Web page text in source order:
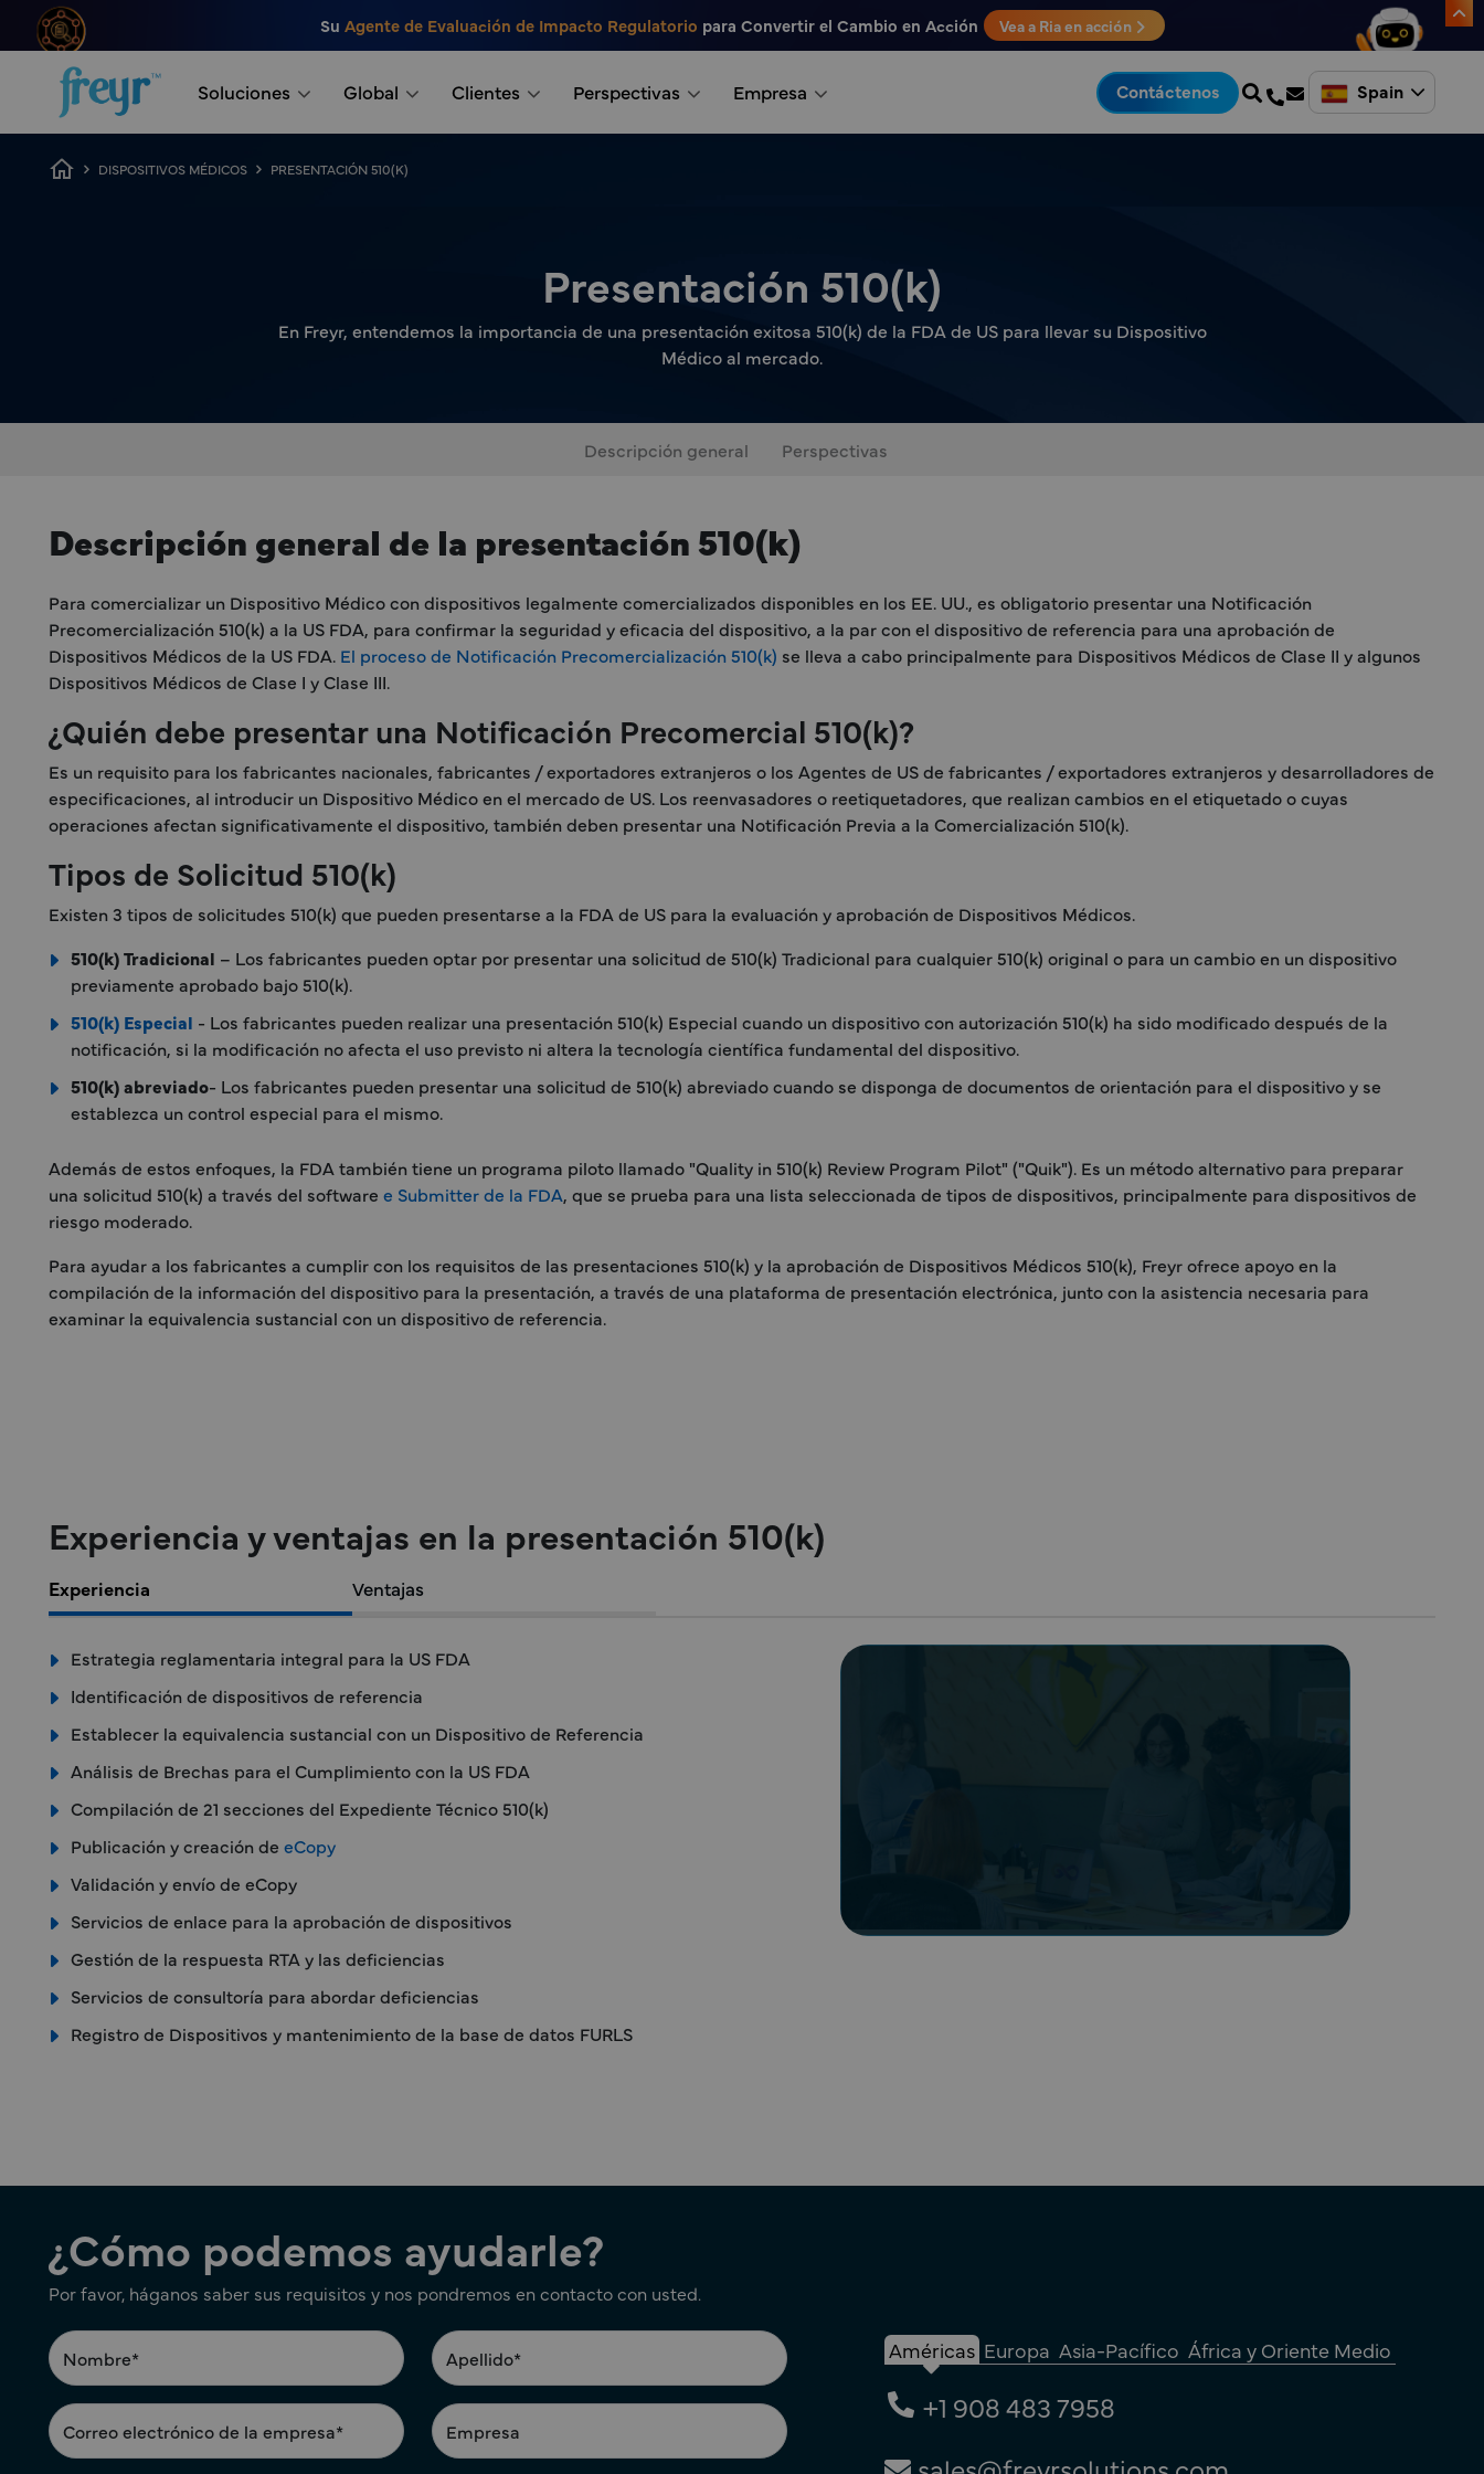
Saltar al contenido principal
Su Agente de Evaluación de Impacto Regulatorio para Convertir el Cambio en Acción Vea a Ria en acción
Soluciones Global Clientes Perspectivas Empresa Contáctenos Spain
Ruta de navegación
DISPOSITIVOS MÉDICOS PRESENTACIÓN 510(K)
Presentación 510(k)
En Freyr, entendemos la importancia de una presentación exitosa 510(k) de la FDA de US para llevar su Dispositivo
Médico al mercado.
Descripción general Perspectivas
Descripción general de la presentación 510(k)
Para comercializar un Dispositivo Médico con dispositivos legalmente comercializados disponibles en los EE. UU., es obligatorio presentar una Notificación
Precomercialización 510(k) a la US FDA, para confirmar la seguridad y eficacia del dispositivo, a la par con el dispositivo de referencia para una aprobación de
Dispositivos Médicos de la US FDA. El proceso de Notificación Precomercialización 510(k) se lleva a cabo principalmente para Dispositivos Médicos de Clase II y algunos
Dispositivos Médicos de Clase I y Clase III.
¿Quién debe presentar una Notificación Precomercial 510(k)?
Es un requisito para los fabricantes nacionales, fabricantes / exportadores extranjeros o los Agentes de US de fabricantes / exportadores extranjeros y desarrolladores de
especificaciones, al introducir un Dispositivo Médico en el mercado de US. Los reenvasadores o reetiquetadores, que realizan cambios en el etiquetado o cuyas
operaciones afectan significativamente el dispositivo, también deben presentar una Notificación Previa a la Comercialización 510(k).
Tipos de Solicitud 510(k)
Existen 3 tipos de solicitudes 510(k) que pueden presentarse a la FDA de US para la evaluación y aprobación de Dispositivos Médicos.
510(k) Tradicional – Los fabricantes pueden optar por presentar una solicitud de 510(k) Tradicional para cualquier 510(k) original o para un cambio en un dispositivo
previamente aprobado bajo 510(k).
510(k) Especial - Los fabricantes pueden realizar una presentación 510(k) Especial cuando un dispositivo con autorización 510(k) ha sido modificado después de la
notificación, si la modificación no afecta el uso previsto ni altera la tecnología científica fundamental del dispositivo.
510(k) abreviado- Los fabricantes pueden presentar una solicitud de 510(k) abreviado cuando se disponga de documentos de orientación para el dispositivo y se
establezca un control especial para el mismo.
Además de estos enfoques, la FDA también tiene un programa piloto llamado "Quality in 510(k) Review Program Pilot" ("Quik"). Es un método alternativo para preparar
una solicitud 510(k) a través del software e Submitter de la FDA, que se prueba para una lista seleccionada de tipos de dispositivos, principalmente para dispositivos de
riesgo moderado.
Para ayudar a los fabricantes a cumplir con los requisitos de las presentaciones 510(k) y la aprobación de Dispositivos Médicos 510(k), Freyr ofrece apoyo en la
compilación de la información del dispositivo para la presentación, a través de una plataforma de presentación electrónica, junto con la asistencia necesaria para
examinar la equivalencia sustancial con un dispositivo de referencia.
Experiencia y ventajas en la presentación 510(k)
Experiencia Ventajas
Estrategia reglamentaria integral para la US FDA
Identificación de dispositivos de referencia
Establecer la equivalencia sustancial con un Dispositivo de Referencia
Análisis de Brechas para el Cumplimiento con la US FDA
Compilación de 21 secciones del Expediente Técnico 510(k)
Publicación y creación de eCopy
Validación y envío de eCopy
Servicios de enlace para la aprobación de dispositivos
Gestión de la respuesta RTA y las deficiencias
Servicios de consultoría para abordar deficiencias
Registro de Dispositivos y mantenimiento de la base de datos FURLS
¿Cómo podemos ayudarle?
Por favor, háganos saber sus requisitos y nos pondremos en contacto con usted.
Américas Europa Asia-Pacífico África y Oriente Medio
+1 908 483 7958